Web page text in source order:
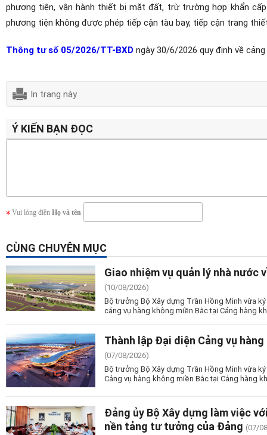
phương tiện, vận hành thiết bị mặt đất, trừ trường hợp khẩn
phương tiện không được phép tiếp cận tàu bay, tiếp cận trang
Thông tư số 05/2026/TT-BXD ngày 30/6/2026 quy định về
In trang này
Ý KIẾN BẠN ĐỌC
Vui lòng điền Họ và tên
CÙNG CHUYÊN MỤC
Giao nhiệm vụ quản lý nhà nước
(10/08/2026)
Bộ trưởng Bộ Xây dựng Trần Hồng Minh vừa
cảng vụ hàng không miền Bắc tại Cảng hàng
Thành lập Đại diện Cảng vụ
(07/08/2026)
Bộ trưởng Bộ Xây dựng Trần Hồng Minh vừa
Cảng vụ hàng không miền Bắc tại Cảng hàng
Đảng ủy Bộ Xây dựng làm việc
nền tảng tư tưởng của Đảng (07/